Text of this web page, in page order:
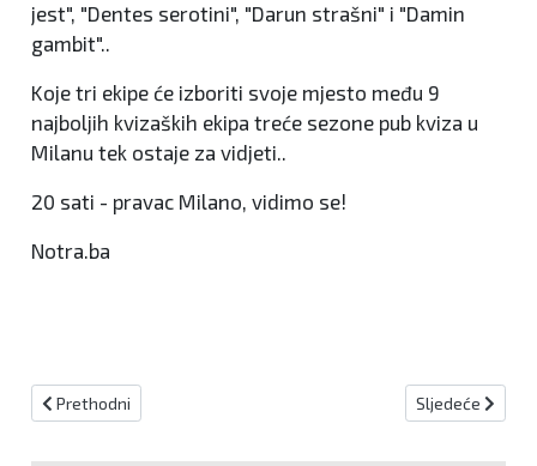
jest", "Dentes serotini", "Darun strašni" i "Damin
gambit"..
Koje tri ekipe će izboriti svoje mjesto među 9
najboljih kvizaških ekipa treće sezone pub kviza u
Milanu tek ostaje za vidjeti..
20 sati - pravac Milano, vidimo se!
Notra.ba
Prethodni članak: Advent u Rastovcima 11. prosinca!
Prethodni Sljedeći članak:
Sljedeće